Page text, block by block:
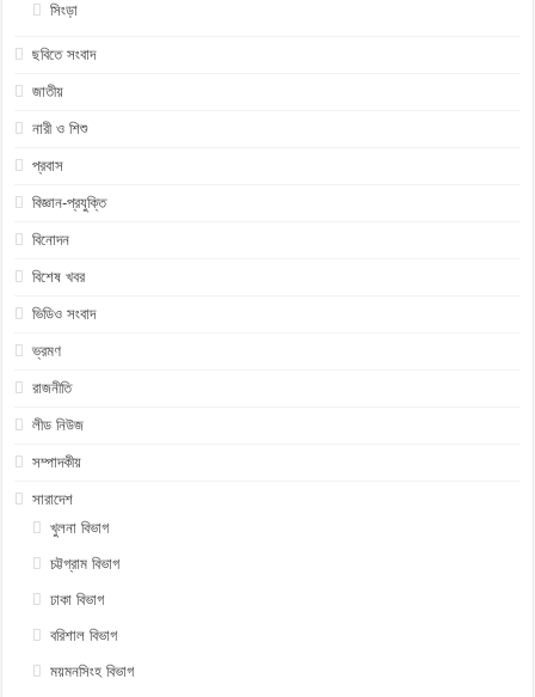
সিংড়া
ছবিতে সংবাদ
জাতীয়
নারী ও শিশু
প্রবাস
বিজ্ঞান-প্রযুক্তি
বিনোদন
বিশেষ খবর
ভিডিও সংবাদ
ভ্রমণ
রাজনীতি
লীড নিউজ
সম্পাদকীয়
সারাদেশ
খুলনা বিভাগ
চট্টগ্রাম বিভাগ
ঢাকা বিভাগ
বরিশাল বিভাগ
ময়মনসিংহ বিভাগ